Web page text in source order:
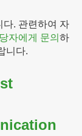
다. 관련하여 자
자에게 문의 하
니다.